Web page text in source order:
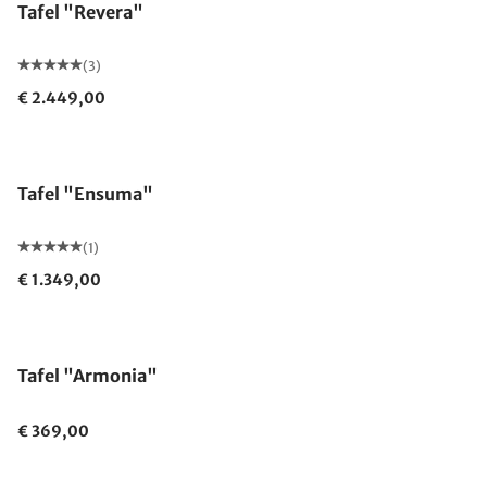
Tafel "Revera"
(3)
€ 2.449,00
Tafel "Ensuma"
(1)
€ 1.349,00
Tafel "Armonia"
€ 369,00